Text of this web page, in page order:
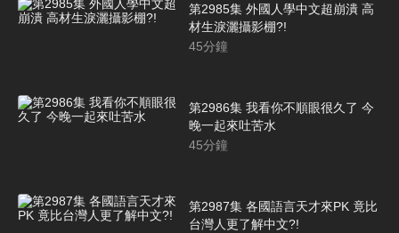
第2985集 外國人學中文超崩潰 高
材生淚灑攝影棚?!
45分鐘
第2986集 我看你不順眼很久了 今
晚一起來吐苦水
45分鐘
第2987集 各國語言天才來PK 竟比
台灣人更了解中文?!